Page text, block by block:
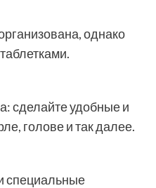
однако
сделайте удобные и
голове и так далее.
специальные